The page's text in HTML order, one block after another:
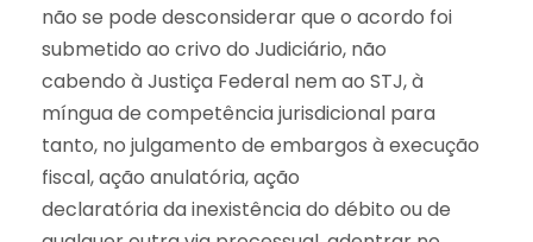
não se pode desconsiderar que o acordo foi
submetido ao crivo do Judiciário, não
cabendo à Justiça Federal nem ao STJ, à
míngua de competência jurisdicional para
tanto, no julgamento de embargos à execução
fiscal, ação anulatória, ação
declaratória da inexistência do débito ou de